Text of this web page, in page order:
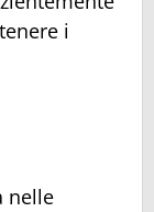
i
nelle